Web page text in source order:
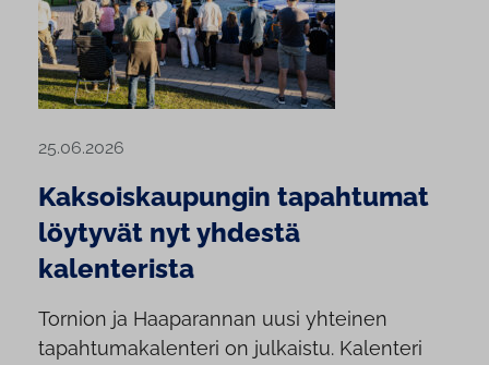
25.06.2026
Kaksoiskaupungin tapahtumat
löytyvät nyt yhdestä
kalenterista
Tornion ja Haaparannan uusi yhteinen
tapahtumakalenteri on julkaistu. Kalenteri